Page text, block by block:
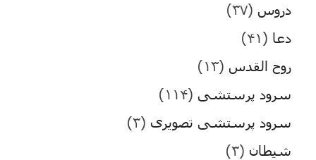
دروس (۳۷)
دعا (۴۱)
روح القدس (۱۳)
سرود پرستشی (۱۱۴)
سرود پرستشی تصویری (۳)
شیطان (۳)